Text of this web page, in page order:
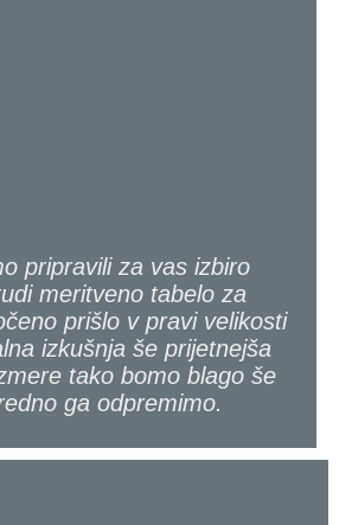
pripravili za vas izbiro
meritveno tabelo za
prišlo v pravi velikosti
izkušnja še prijetnejša
tako bomo blago še
ga odpremimo.